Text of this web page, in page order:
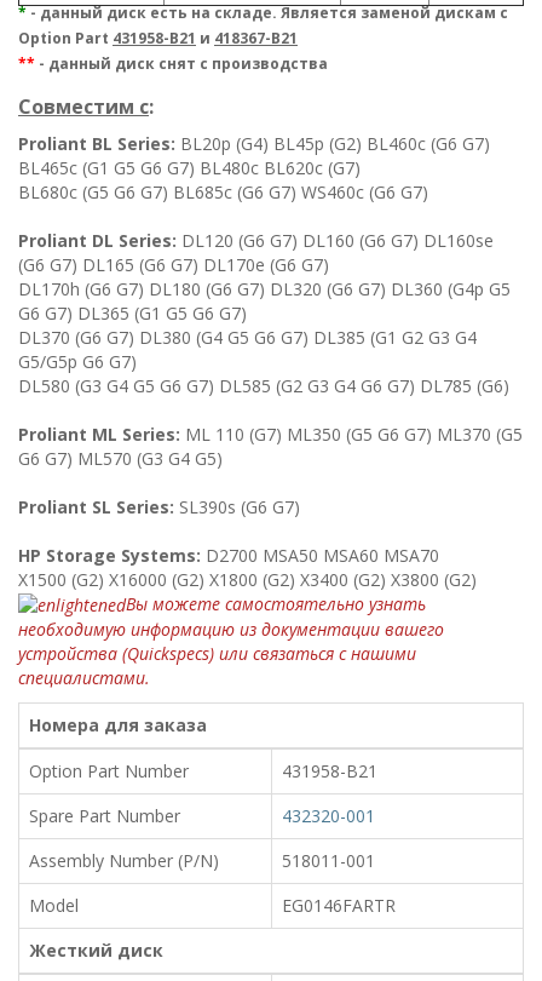
*- данный диск есть на складе. Является заменой дискам с
Option Part 431958-B21 и 418367-B21
** - данный диск снят с производства
Совместим c:
Proliant BL Series: BL20p (G4) BL45p (G2) BL460c (G6 G7)
BL465c (G1 G5 G6 G7) BL480c BL620c (G7)
BL680c (G5 G6 G7) BL685c (G6 G7) WS460c (G6 G7)
Proliant DL Series: DL120 (G6 G7) DL160 (G6 G7) DL160se
(G6 G7) DL165 (G6 G7) DL170e (G6 G7)
DL170h (G6 G7) DL180 (G6 G7) DL320 (G6 G7) DL360 (G4p G5
G6 G7) DL365 (G1 G5 G6 G7)
DL370 (G6 G7) DL380 (G4 G5 G6 G7) DL385 (G1 G2 G3 G4
G5/G5p G6 G7)
DL580 (G3 G4 G5 G6 G7) DL585 (G2 G3 G4 G6 G7) DL785 (G6)
Proliant ML Series: ML 110 (G7) ML350 (G5 G6 G7) ML370 (G5
G6 G7) ML570 (G3 G4 G5)
Proliant SL Series: SL390s (G6 G7)
HP Storage Systems: D2700 MSA50 MSA60 MSA70
X1500 (G2) X16000 (G2) X1800 (G2) X3400 (G2) X3800 (G2)
Вы можете самостоятельно узнать
необходимую информацию из документации вашего
устройства (Quickspecs) или связаться с нашими
специалистами.
Номера для заказа
Option Part Number
431958-B21
Spare Part Number
432320-001
Assembly Number (P/N)
518011-001
Model
EG0146FARTR
Жесткий диск